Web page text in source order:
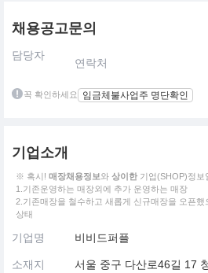
채용공고문의
담당자
연락처
꼭 확인하세요 임금체불사업주 명단확인
기업소개
※ 혹시! 매장채용정보와 상이한 기업(SHOP)정보
1.기존운영하는 매장외에 추가 운영하는 매장
2.기존매장을 철수하고 새롭게 신규매장을 오픈
상태
기업명 비비드퍼플
소재지 서울 중구 다산로46길 17